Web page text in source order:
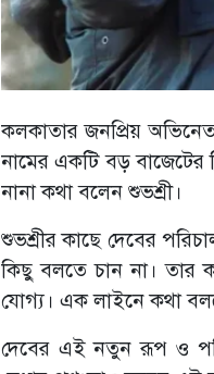
কলকাতার জনপ্রিয়
নামের একটি বড় বাজেটের
নানা কথা বলেন শুভশ্রী।
শুভশ্রীর কাছে দেবের
কিছু বলতে চান না। তার
যোগ্য। এক লাইনে কথা
দেবের এই নতুন রূপ ও